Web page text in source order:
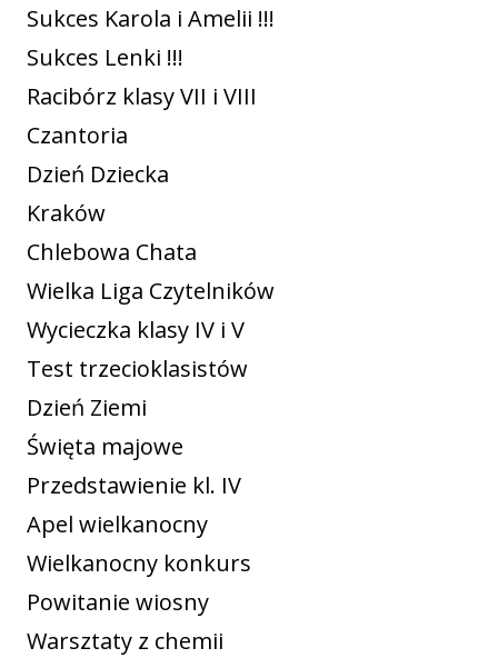
Sukces Karola i Amelii !!!
Sukces Lenki !!!
Racibórz klasy VII i VIII
Czantoria
Dzień Dziecka
Kraków
Chlebowa Chata
Wielka Liga Czytelników
Wycieczka klasy IV i V
Test trzecioklasistów
Dzień Ziemi
Święta majowe
Przedstawienie kl. IV
Apel wielkanocny
Wielkanocny konkurs
Powitanie wiosny
Warsztaty z chemii